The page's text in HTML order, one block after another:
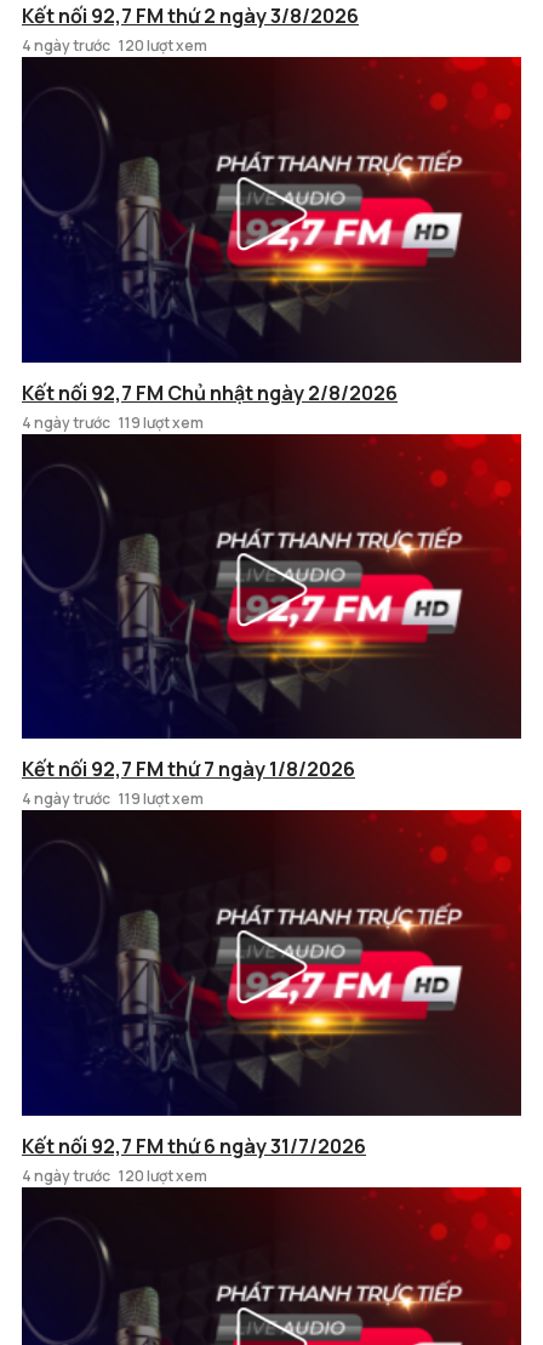
Kết nối 92,7 FM thứ 2 ngày 3/8/2026
4 ngày trước 120 lượt xem
Kết nối 92,7 FM Chủ nhật ngày 2/8/2026
4 ngày trước 119 lượt xem
Kết nối 92,7 FM thứ 7 ngày 1/8/2026
4 ngày trước 119 lượt xem
Kết nối 92,7 FM thứ 6 ngày 31/7/2026
4 ngày trước 120 lượt xem